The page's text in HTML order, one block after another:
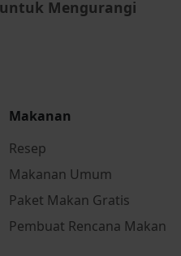
Mengurangi
Makanan
Resep
Makanan Umum
Paket Makan Gratis
Pembuat Rencana Makan